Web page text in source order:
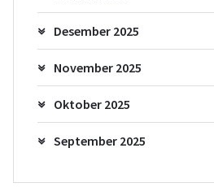
Desember 2025
November 2025
Oktober 2025
September 2025